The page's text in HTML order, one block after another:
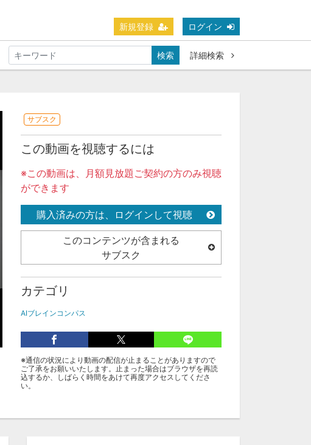
新規登録 ログイン
検索 詳細検索
サブスク
この動画を視聴するには
※この動画は、月額見放題ご契約の方のみ視聴
ができます
購入済みの方は、ログインして視聴
このコンテンツが含まれる
サブスク
カテゴリ
AIブレインコンパス
※通信の状況により動画の配信が止まることがありますので
ご了承をお願いいたします。止まった場合はブラウザを再読
込するか、しばらく時間をあけて再度アクセスしてくださ
い。